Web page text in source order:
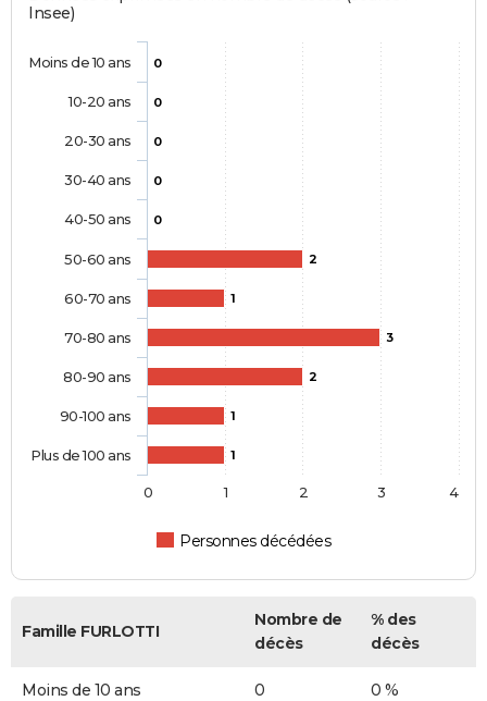
Insee)
0
0
0
0
0
2
1
3
2
1
1
Personnes décédées
Moins de 10 ans
10-20 ans
20-30 ans
30-40 ans
40-50 ans
50-60 ans
60-70 ans
70-80 ans
80-90 ans
90-100 ans
Plus de 100 ans
0 1 2 3 4
Famille FURLOTTI
Nombre de
décès
% des
décès
Moins de 10 ans 0 0 %